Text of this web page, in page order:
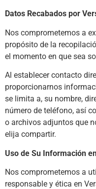
Datos Recabados por
Nos comprometemos a
propósito de la
el momento en que sea
Al establecer contacto
proporcionarnos
se limita a, su nombre,
número de teléfono, así
o archivos adjuntos que
elija compartir.
Uso de Su Información
Nos comprometemos a
responsable y ética en